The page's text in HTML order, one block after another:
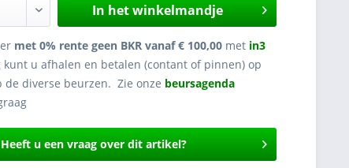
In het winkelmandje
met 0% rente geen BKR vanaf € 100,00 met in3
kunt u afhalen en betalen (contant of pinnen) op
de diverse beurzen. Zie onze beursagenda
Heeft u een vraag over dit artikel?